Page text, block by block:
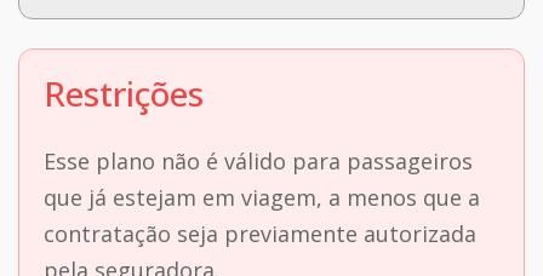
Restrições
Esse plano não é válido para passageiros
que já estejam em viagem, a menos que a
contratação seja previamente autorizada